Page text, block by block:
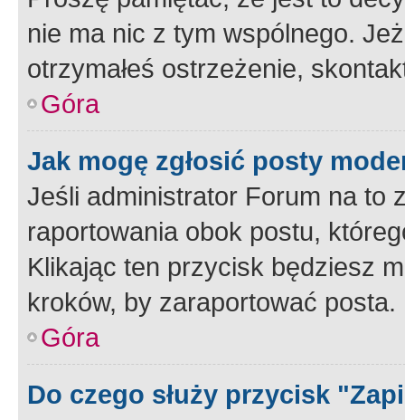
nie ma nic z tym wspólnego.
otrzymałeś ostrzeżenie,
Góra
Jak mogę zgłosić posty
Jeśli administrator Forum na to
raportowania obok postu,
Klikając ten przycisk będziesz
kroków, by zaraportować posta.
Góra
Do czego służy przycisk